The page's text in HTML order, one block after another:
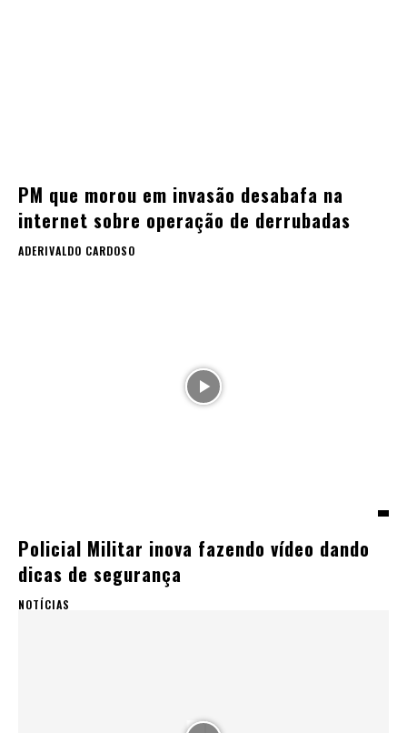
PM que morou em invasão desabafa na
internet sobre operação de derrubadas
ADERIVALDO CARDOSO
Policial Militar inova fazendo vídeo dando
dicas de segurança
NOTÍCIAS